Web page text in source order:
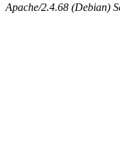
Apache/2.4.68 (Debian)